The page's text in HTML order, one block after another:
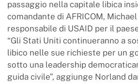
passaggio nella capitale libica
comandante di AFRICOM,
responsabile di USAID per il
“Gli Stati Uniti continueranno a
libico nelle sue richieste per un
sotto una leadership
guida civile”, aggiunge Norland